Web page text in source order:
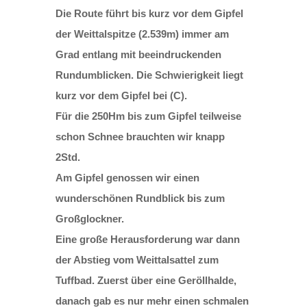
Die Route führt bis kurz vor dem Gipfel
der Weittalspitze (2.539m) immer am
Grad entlang mit beeindruckenden
Rundumblicken. Die Schwierigkeit liegt
kurz vor dem Gipfel bei (C).
Für die 250Hm bis zum Gipfel teilweise
schon Schnee brauchten wir knapp
2Std.
Am Gipfel genossen wir einen
wunderschönen Rundblick bis zum
Großglockner.
Eine große Herausforderung war dann
der Abstieg vom Weittalsattel zum
Tuffbad. Zuerst über eine Geröllhalde,
danach gab es nur mehr einen schmalen